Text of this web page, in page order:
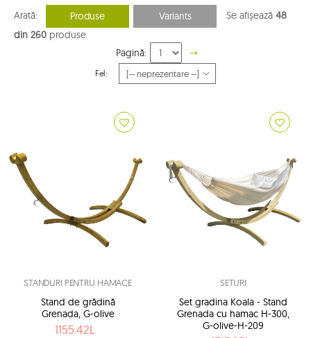
Arată: Produse Variants Se afișează 48
din 260 produse
Pagină:
Fel:
STANDURI PENTRU HAMACE
Stand de grădină
Grenada, G-olive
1155.42L
SETURI
Set gradina Koala - Stand
Grenada cu hamac H-300,
G-olive-H-209